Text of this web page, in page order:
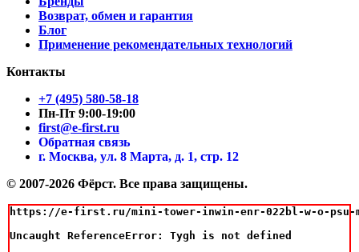
Возврат, обмен и гарантия
Блог
Применение рекомендательных технологий
Контакты
+7 (495) 580-58-18
Пн-Пт 9:00-19:00
first@e-first.ru
Обратная связь
г. Москва, ул. 8 Марта, д. 1, стр. 12
© 2007-2026 Фёрст. Все права защищены.
https://e-first.ru/mini-tower-inwin-enr-022bl-w-o-psu-
Uncaught ReferenceError: Tygh is not defined